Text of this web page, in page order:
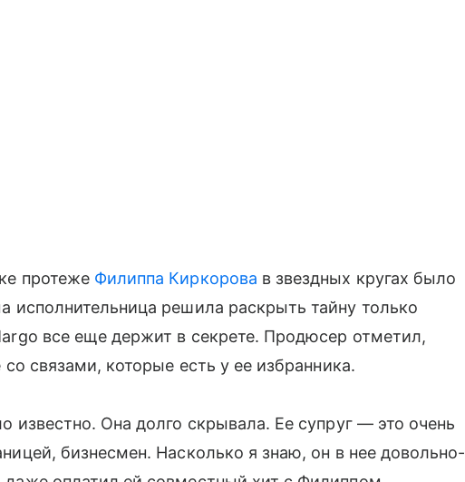
протеже Филиппа Киркорова в звездных кругах было
исполнительница решила раскрыть тайну только
все еще держит в секрете. Продюсер отметил,
со связами, которые есть у ее избранника.
известно. Она долго скрывала. Ее супруг — это очень
бизнесмен. Насколько я знаю, он в нее довольно-